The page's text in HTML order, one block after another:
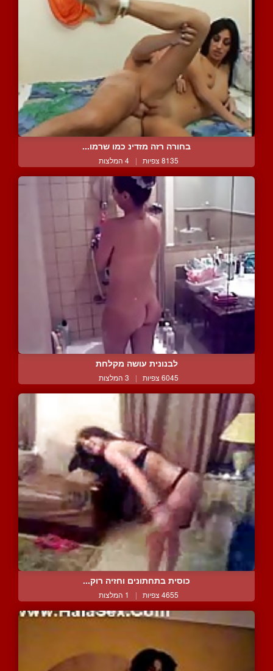
בחורה רזה מזדינ כמו שרמו...
8135 צפיות | 4 המלצות
לבנונית עושה מקלחת
6045 צפיות | 3 המלצות
כוסית בתחתונים וחזיה רוק...
4655 צפיות | 1 המלצות